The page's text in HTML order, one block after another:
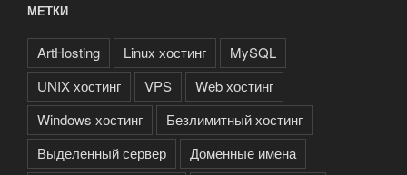
МЕТКИ
ArtHosting Linux хостинг
MySQL
UNIX хостинг
VPS
Web хостинг
Windows хостинг
Безлимитный хостинг
Выделенный сервер
Доменные имена